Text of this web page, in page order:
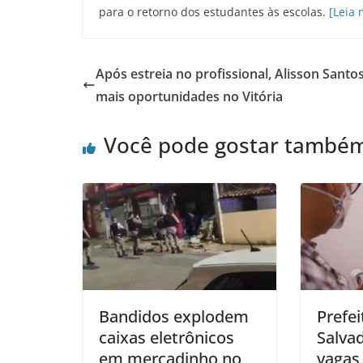
para o retorno dos estudantes às escolas. [Leia
Após estreia no profissional, Alisson
mais oportunidades no Vitória
Você pode gostar
Bandidos explodem
caixas eletrônicos